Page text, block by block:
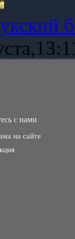
с нами
на сайте